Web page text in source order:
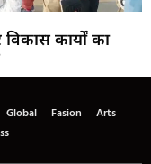
कार्यों का
Global Fasion
Arts